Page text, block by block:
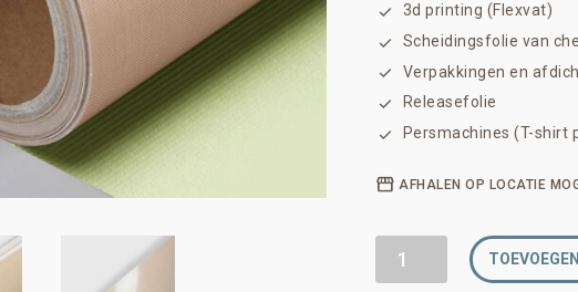
3d printing (Flexvat)
Scheidingsfolie van
Verpakkingen en
Releasefolie
Persmachines (T-shirt
AFHALEN OP LOCATIE
Teflon